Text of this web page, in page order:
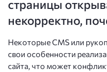
страницы
некорректно,
Некоторые CMS или
свои особенности
сайта, что может